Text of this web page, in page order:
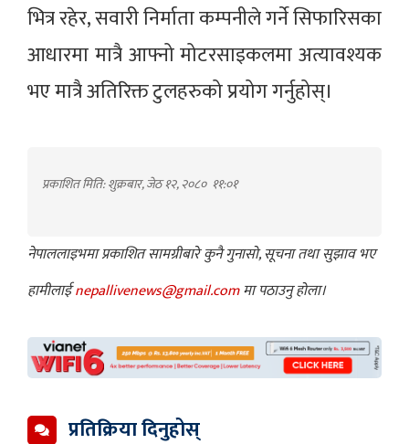
भित्र रहेर, सवारी निर्माता कम्पनीले गर्ने सिफारिसका
आधारमा मात्रै आफ्नो मोटरसाइकलमा अत्यावश्यक
भए मात्रै अतिरिक्त टुलहरुको प्रयोग गर्नुहोस्।
प्रकाशित मिति: शुक्रबार, जेठ १२, २०८० ११:०१
नेपाललाइभमा प्रकाशित सामग्रीबारे कुनै गुनासो, सूचना तथा सुझाव भए
हामीलाईnepallivenews@gmail.comमा पठाउनु होला।
प्रतिक्रिया दिनुहोस्